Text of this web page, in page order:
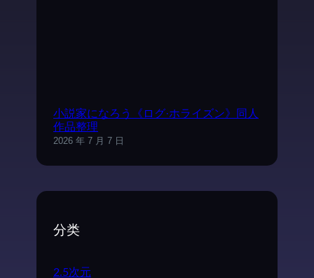
小説家になろう《ログ·ホライズン》同人
作品整理
2026 年 7 月 7 日
分类
2.5次元